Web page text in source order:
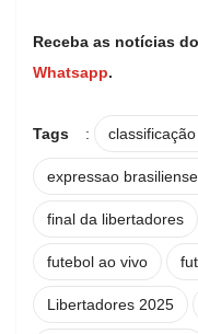
Receba as notícias
Whatsapp.
Tags :
expressao
final da libertadores
futebol ao vivo
Libertadores 2025